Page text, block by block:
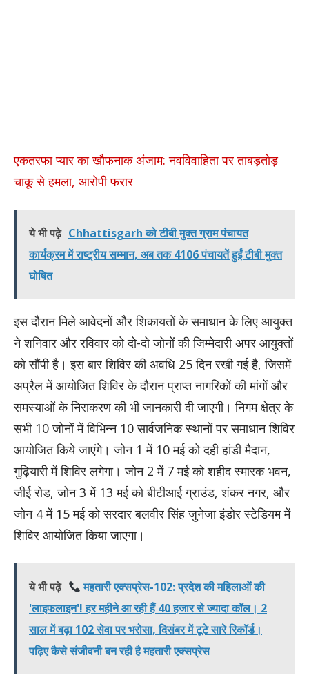
एकतरफा प्यार का खौफनाक अंजाम: नवविवाहिता पर ताबड़तोड़
चाकू से हमला, आरोपी फरार
ये भी पढ़े Chhattisgarh को टीबी मुक्त ग्राम पंचायत
कार्यक्रम में राष्ट्रीय सम्मान, अब तक 4106 पंचायतें हुईं टीबी मुक्त
घोषित
इस दौरान मिले आवेदनों और शिकायतों के समाधान के लिए आयुक्त
ने शनिवार और रविवार को दो-दो जोनों की जिम्मेदारी अपर आयुक्तों
को सौंपी है। इस बार शिविर की अवधि 25 दिन रखी गई है, जिसमें
अप्रैल में आयोजित शिविर के दौरान प्राप्त नागरिकों की मांगों और
समस्याओं के निराकरण की भी जानकारी दी जाएगी। निगम क्षेत्र के
सभी 10 जोनों में विभिन्न 10 सार्वजनिक स्थानों पर समाधान शिविर
आयोजित किये जाएंगे। जोन 1 में 10 मई को दही हांडी मैदान,
गुढ़ियारी में शिविर लगेगा। जोन 2 में 7 मई को शहीद स्मारक भवन,
जीई रोड, जोन 3 में 13 मई को बीटीआई ग्राउंड, शंकर नगर, और
जोन 4 में 15 मई को सरदार बलवीर सिंह जुनेजा इंडोर स्टेडियम में
शिविर आयोजित किया जाएगा।
ये भी पढ़े
महतारी एक्सप्रेस-102: प्रदेश की महिलाओं की
'लाइफलाइन'! हर महीने आ रही हैं 40 हजार से ज्यादा कॉल। 2
साल में बढ़ा 102 सेवा पर भरोसा, दिसंबर में टूटे सारे रिकॉर्ड।
पढ़िए कैसे संजीवनी बन रही है महतारी एक्सप्रेस